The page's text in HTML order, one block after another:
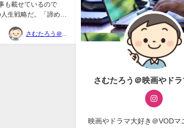
も載せているので
生戦略だ。「諦める
さむたろう＠映画やドラ
映画やドラマ大好き＠VODマ